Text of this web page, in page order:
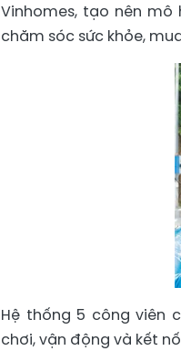
Vinhomes, tạo nên
chăm sóc sức khỏe,
Hệ thống 5 công viên
chơi, vận động và kết